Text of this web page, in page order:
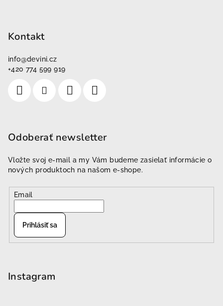
Kontakt
info@devini.cz
+420 774 599 919
Odoberať newsletter
Vložte svoj e-mail a my Vám budeme zasielať informácie o
nových produktoch na našom e-shope.
Email
Prihlásiť sa
Instagram